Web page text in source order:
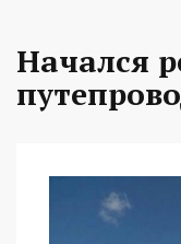
Начался